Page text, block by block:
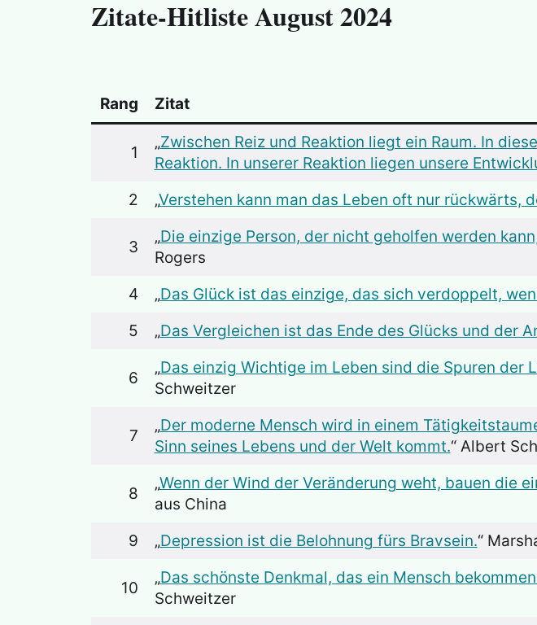
Zitate-Hitliste August 2024
Rang Zitat
1
„Zwischen Reiz und Reaktion liegt ein Raum. In
Reaktion. In unserer Reaktion liegen unsere
2 „Verstehen kann man das Leben oft nur rückwärts,
3
„Die einzige Person, der nicht geholfen werden
Rogers
4 „Das Glück ist das einzige, das sich verdoppelt,
5
„Das Vergleichen ist das Ende des Glücks und der
6
„Das einzig Wichtige im Leben sind die Spuren der
Schweitzer
7
„Der moderne Mensch wird in einem
Sinn seines Lebens und der Welt kommt.“ Albert
8
„Wenn der Wind der Veränderung weht, bauen die
aus China
9 „Depression ist die Belohnung fürs Bravsein.“
10
„Das schönste Denkmal, das ein Mensch
Schweitzer